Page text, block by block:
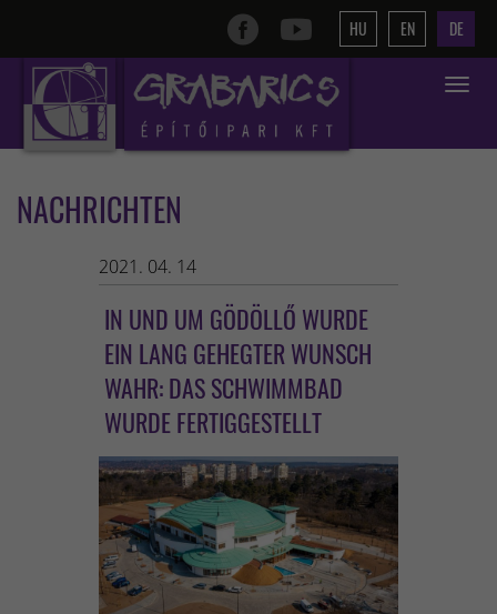
HU EN DE
Toggle
NACHRICHTEN
2021. 04. 14
IN UND UM GÖDÖLLŐ WURDE
EIN LANG GEHEGTER WUNSCH
WAHR: DAS SCHWIMMBAD
WURDE FERTIGGESTELLT